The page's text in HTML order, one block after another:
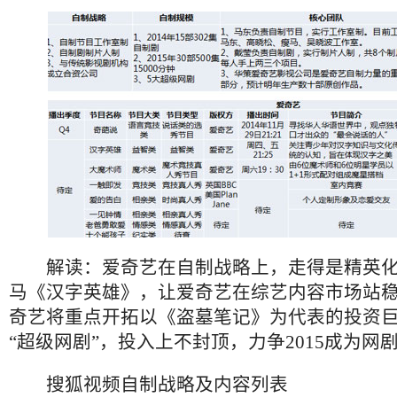
解读：爱奇艺在自制战略上，走得是精英
马《汉字英雄》，让爱奇艺在综艺内容市场站
奇艺将重点开拓以《盗墓笔记》为代表的投资
“超级网剧”，投入上不封顶，力争2015成为网
搜狐视频自制战略及内容列表